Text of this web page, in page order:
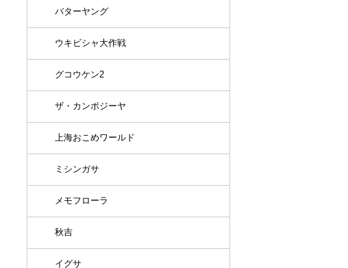
バターヤング
ウキビシャ大作戦
グコウケン2
ザ・カンボジーヤ
上海おこめワールド
ミシンガサ
メモフローラ
秋吉
イグサ